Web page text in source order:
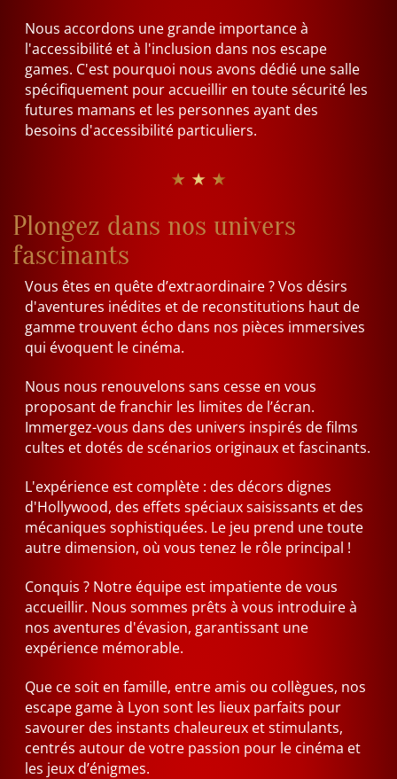
Nous accordons une grande importance à
l'accessibilité et à l'inclusion dans nos escape
games. C'est pourquoi nous avons dédié une salle
spécifiquement pour accueillir en toute sécurité les
futures mamans et les personnes ayant des
besoins d'accessibilité particuliers.
★ ★ ★
Plongez dans nos univers
fascinants
Vous êtes en quête d’extraordinaire ? Vos désirs
d'aventures inédites et de reconstitutions haut de
gamme trouvent écho dans nos pièces immersives
qui évoquent le cinéma.
Nous nous renouvelons sans cesse en vous
proposant de franchir les limites de l’écran.
Immergez-vous dans des univers inspirés de films
cultes et dotés de scénarios originaux et fascinants.
L'expérience est complète : des décors dignes
d'Hollywood, des effets spéciaux saisissants et des
mécaniques sophistiquées. Le jeu prend une toute
autre dimension, où vous tenez le rôle principal !
Conquis ? Notre équipe est impatiente de vous
accueillir. Nous sommes prêts à vous introduire à
nos aventures d'évasion, garantissant une
expérience mémorable.
Que ce soit en famille, entre amis ou collègues, nos
escape game à Lyon sont les lieux parfaits pour
savourer des instants chaleureux et stimulants,
centrés autour de votre passion pour le cinéma et
les jeux d’énigmes.